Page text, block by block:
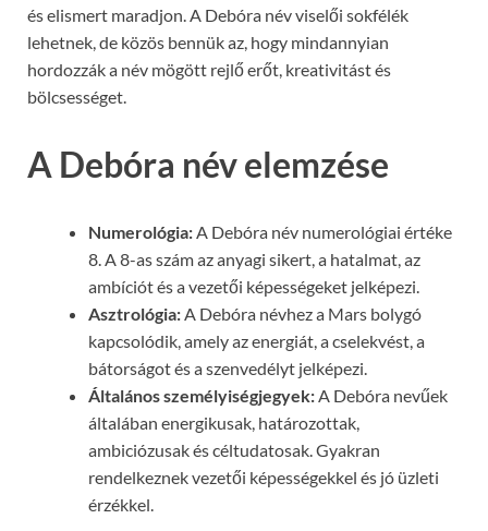
és elismert maradjon. A Debóra név viselői sokfélék
lehetnek, de közös bennük az, hogy mindannyian
hordozzák a név mögött rejlő erőt, kreativitást és
bölcsességet.
A Debóra név elemzése
Numerológia: A Debóra név numerológiai értéke
8. A 8-as szám az anyagi sikert, a hatalmat, az
ambíciót és a vezetői képességeket jelképezi.
Asztrológia: A Debóra névhez a Mars bolygó
kapcsolódik, amely az energiát, a cselekvést, a
bátorságot és a szenvedélyt jelképezi.
Általános személyiségjegyek: A Debóra nevűek
általában energikusak, határozottak,
ambiciózusak és céltudatosak. Gyakran
rendelkeznek vezetői képességekkel és jó üzleti
érzékkel.